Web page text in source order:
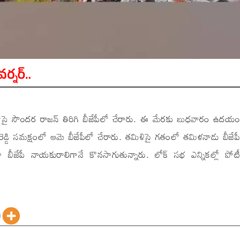
సౌందర రాజన్ తిరిగి బీజేపీలో చేరారు. ఈ మేరకు బుధవారం ఉదయం
రెడ్డి సమక్షంలో ఆమె బీజేపీలో చేరారు. తమిళిసై గతంలో తమిళనాడు బీజేపీ
బీజేపీ నాయకురాలిగానే కొనసాగుతున్నారు. లోక్ సభ ఎన్నికల్లో పోటీ